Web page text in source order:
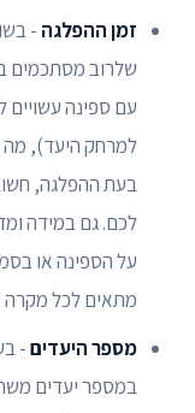
זמן ההפלגה -
שלרוב מסתכמים
עם ספינה
למרחק היעד), מה
בעת ההפלגה,
לכם. גם במידה
על הספינה או
מתאים לכל מקרה
מספר היעדים-
במספר יעדים